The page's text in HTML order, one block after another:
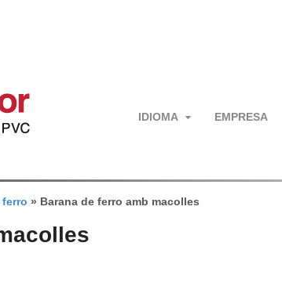
IDIOMA EMPRESA
ferro » Barana de ferro amb macolles